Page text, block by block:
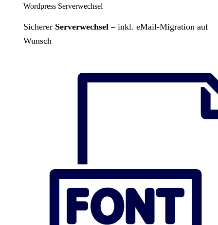
Wordpress Serverwechsel
Sicherer Serverwechsel – inkl. eMail-Migration auf
Wunsch